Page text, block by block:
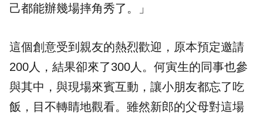
己都能辦幾場摔角秀了。」
這個創意受到親友的熱烈歡迎，原本預定邀請
200人，結果卻來了300人。何寅生的同事也參
與其中，與現場來賓互動，讓小朋友都忘了吃
飯，目不轉睛地觀看。雖然新郎的父母對這場